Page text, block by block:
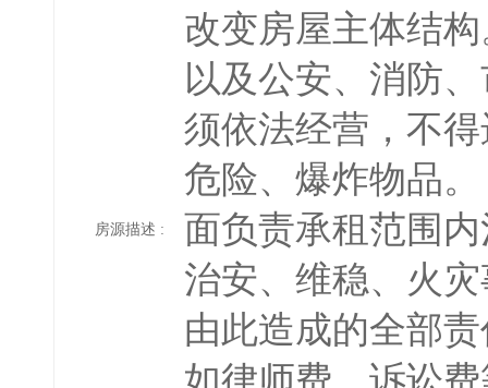
房源描述 :
改变房屋主体结
以及公安、消防
须依法经营，不
危险、爆炸物品
面负责承租范围
治安、维稳、火
由此造成的全部
如律师费、诉讼